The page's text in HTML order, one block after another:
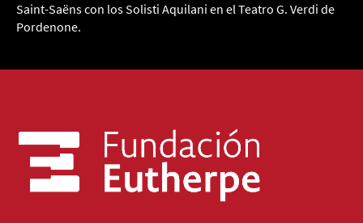
Saint-Saëns con los Solisti Aquilani en el Teatro G. Verdi de
Pordenone.